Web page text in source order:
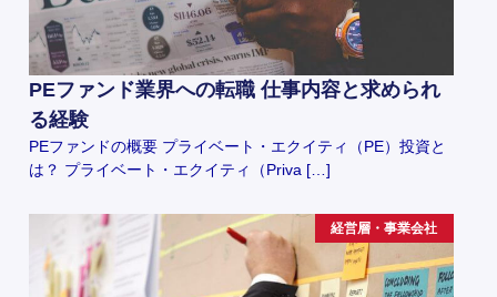
PEファンド業界への転職 仕事内容と求められ
る経験
PEファンドの概要 プライベート・エクイティ（PE）投資と
は？ プライベート・エクイティ（Priva […]
経営層・事業会社